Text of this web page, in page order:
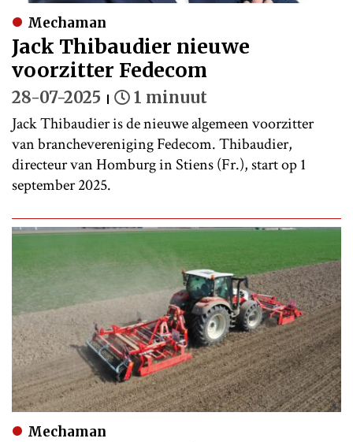
Mechaman
Jack Thibaudier nieuwe
voorzitter Fedecom
28-07-2025 1 minuut
Jack Thibaudier is de nieuwe algemeen voorzitter
van branchevereniging Fedecom. Thibaudier,
directeur van Homburg in Stiens (Fr.), start op 1
september 2025.
Mechaman